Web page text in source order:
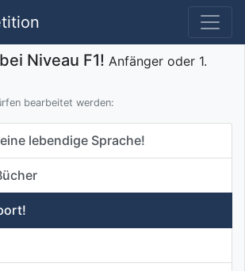
Niveau F1! Anfänger oder 1.
bearbeitet werden:
lebendige Sprache!